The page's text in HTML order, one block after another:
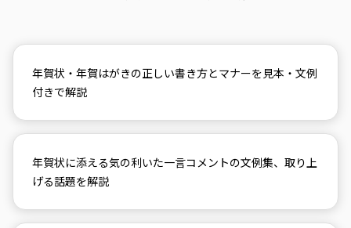
年賀状・年賀はがきの正しい書き方とマナーを見本・文例
付きで解説
年賀状に添える気の利いた一言コメントの文例集、取り上
げる話題を解説